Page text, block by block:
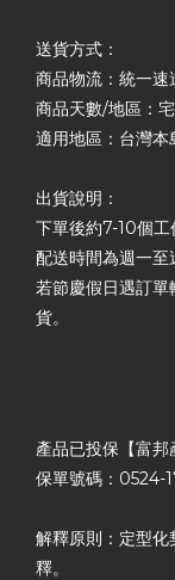
送貨方式：
商品物流：統一速
商品天數/地區：
適用地區：台灣
出貨說明：
下單後約7-10個工
配送時間為週一
若節慶假日遇訂
貨。
產品已投保【富邦
保單號碼：0524-
解釋原則：定型
釋。